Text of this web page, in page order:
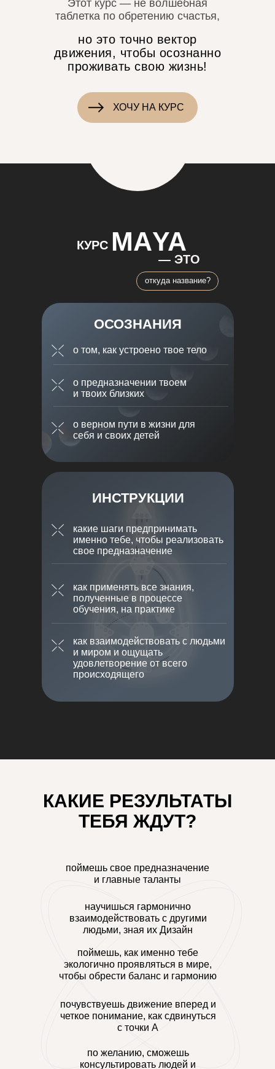
Этот курс — не волшебная
таблетка по обретению счастья,
ХОЧУ НА КУРС
но это точно вектор
движения, чтобы осознанно
проживать свою жизнь!
ОСОЗНАНИЯ
о том, как устроено твое тело
ИНСТРУКЦИИ
МАYA
КУРС
— ЭТО
о верном пути в жизни для
себя и своих детей
о предназначении твоем
и твоих близких
какие шаги предпринимать
именно тебе, чтобы реализовать
свое предназначение
как взаимодействовать с людьми
и миром и ощущать
удовлетворение от всего
происходящего
как применять все знания,
полученные в процессе
обучения, на практике
откуда название?
поймешь свое предназначение
и главные таланты
поймешь, как именно тебе
экологично проявляться в мире,
чтобы обрести баланс и гармонию
почувствуешь движение вперед и
четкое понимание, как сдвинуться
с точки А
по желанию, сможешь
консультировать людей и
научишься гармонично
взаимодействовать с другими
людьми, зная их Дизайн
КАКИЕ РЕЗУЛЬТАТЫ
ТЕБЯ ЖДУТ?